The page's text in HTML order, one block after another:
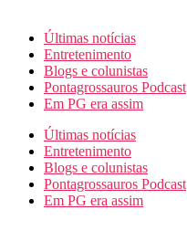
Últimas notícias
Entretenimento
Blogs e colunistas
Pontagrossauros Podcast
Em PG era assim
Últimas notícias
Entretenimento
Blogs e colunistas
Pontagrossauros Podcast
Em PG era assim